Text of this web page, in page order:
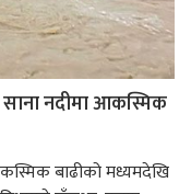
नदीमा आकस्मिक
बाढीको मध्यमदेखि